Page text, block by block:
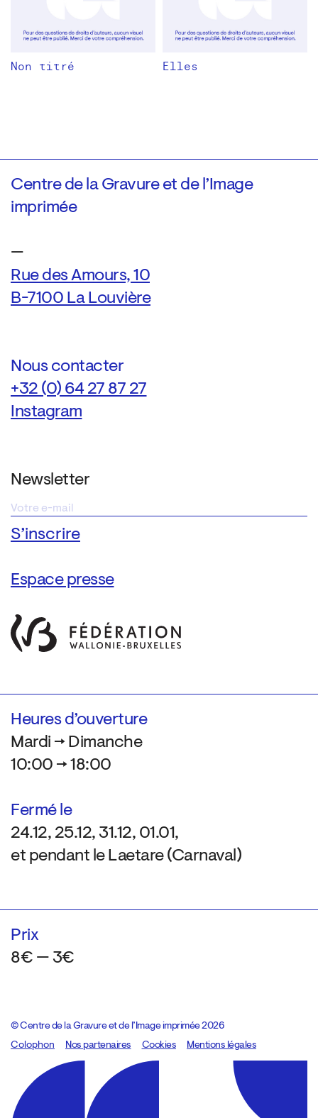
Non titré Elles
Centre de la Gravure et de l’Image
imprimée
—
Rue des Amours, 10
B-7100 La Louvière
Nous contacter
+32 (0) 64 27 87 27
Instagram
Newsletter
Espace presse
Heures d’ouverture
Mardi → Dimanche
10:00 → 18:00
Fermé le
24.12, 25.12, 31.12, 01.01,
et pendant le Laetare (Carnaval)
Prix
8€ — 3€
© Centre de la Gravure et de l’Image imprimée 2026
Colophon
Design:Marcel Kaczmarek, code:8080.studio
Nos partenaires Cookies Mentions légales